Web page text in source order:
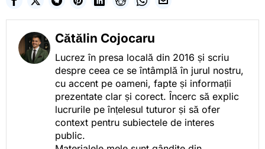
Cătălin Cojocaru
Lucrez în presa locală din 2016 și scriu
despre ceea ce se întâmplă în jurul nostru,
cu accent pe oameni, fapte și informații
prezentate clar și corect. Încerc să explic
lucrurile pe înțelesul tuturor și să ofer
context pentru subiectele de interes
public.